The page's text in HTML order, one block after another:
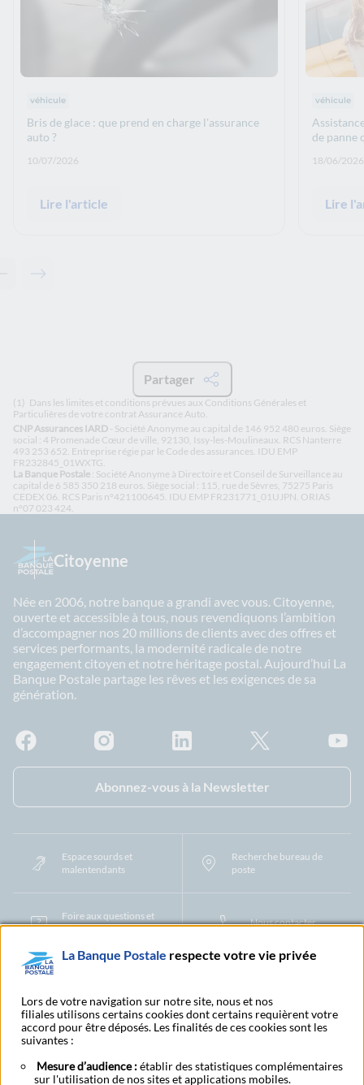
Thématiques : :
véhicule
Bris de glace : que prend en charge l'assurance
auto ?
Date de publication: :
10/07/2026
Lire l'article
véhicule
de panne
Date de
18/06/2026
Lire
Contenu précédent - Articles associés
Contenu suivant - Articles associés
Partager
(1) Dans les limites et conditions prévues aux Conditions Générales et
Particulières de votre contrat Assurance Auto.
CNP Assurances IARD - Société Anonyme au capital de 146 952 480 euros. Siège
social : 4 Promenade Cœur de ville, 92130, Issy-les-Moulineaux. RCS Nanterre
493 253 652. Entreprise régie par le Code des assurances. IDU EMP
FR232845_01WXTG.
La Banque Postale : Société Anonyme à Directoire et Conseil de Surveillance au
capital de 6 585 350 218 euros. Siège social : 115, rue de Sèvres, 75275 Paris
CEDEX 06. RCS Paris n°421100645. IDU EMP FR231771_01UJPN. ORIAS
n°07 023 424.
Citoyenne
Née en 2006, notre banque a grandi avec vous. Citoyenne,
ouverte et accessible à tous, nous revendiquons l’ambition
d’accompagner nos 20 millions de clients avec des offres et
services performants, la modernité radicale de notre
engagement citoyen et notre héritage postal. Aujourd’hui La
Banque Postale partage les rêves et les exigences de sa
génération.
Abonnez-vous à la Newsletter
Espace sourds et
malentendants
Recherche bureau de
poste
Foire aux questions et
centre d'aide
Nous contacter
Protection des Données à Caractère PersonnelFiliales et partenaires
CookiesGestion des cookiesActualiser vos informations
Contestation et réclamation Coordonnées Centres Financiers
Alertes fraudes et points de vigilance Actualités réglementaires CGU
Aide navigateur et systèmes d'exploitation
La Banque Postale respecte votre vie privée
Lors de votre navigation sur notre site, nous et nos
filiales utilisons certains cookies dont certains requièrent votre
accord pour être déposés. Les finalités de ces cookies sont les
suivantes :
Mesure d’audience :établir des statistiques complémentaires
sur l'utilisation de nos sites et applications mobiles.